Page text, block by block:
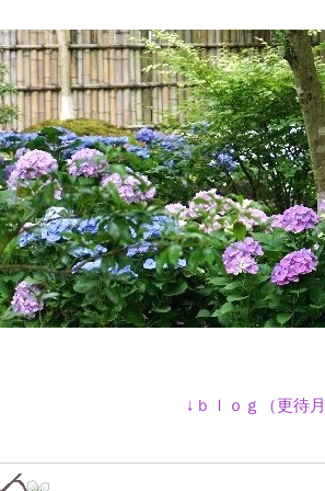
↓ｂｌｏｇ（更待